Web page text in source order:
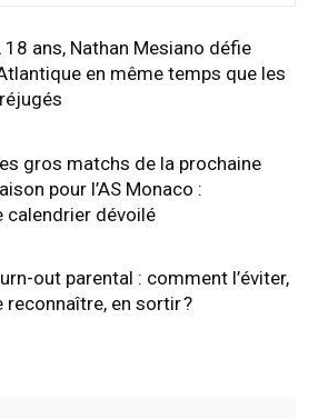
18 ans, Nathan Mesiano défie
en même temps que les
gros matchs de la prochaine
pour l’AS Monaco :
calendrier dévoilé
out parental : comment l’éviter,
reconnaître, en sortir ?